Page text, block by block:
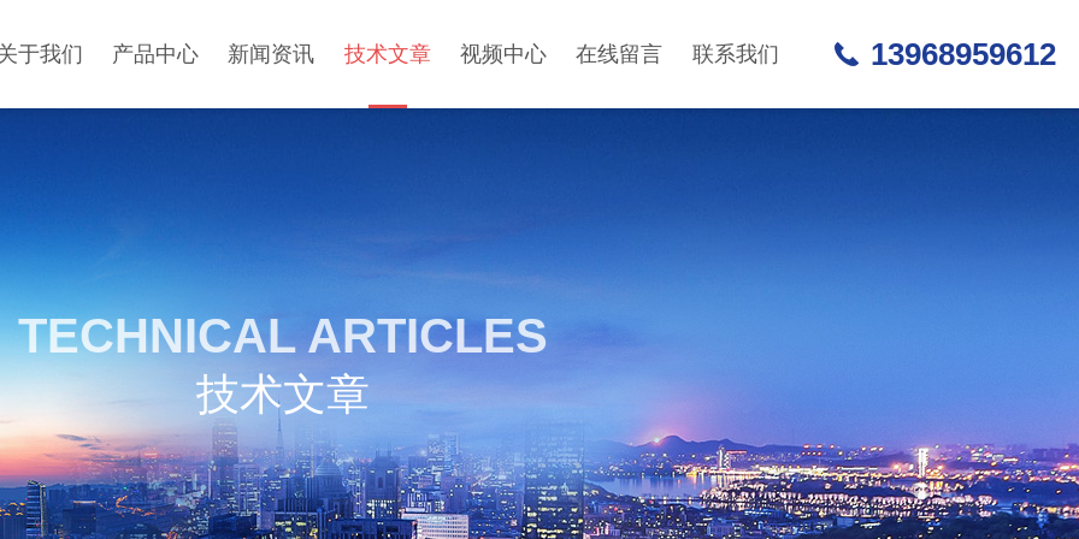
于我们 产品中心 新闻资讯 技术文章 视频中心 在线留言 联系我们 13968959612
TECHNICAL ARTICLES
技术文章